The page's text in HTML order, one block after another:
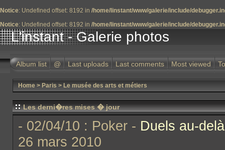
Notice: Undefined offset: 8192 in /home/linstant/www/galerie/include/
Notice: Undefined offset: 8192 in /home/linstant/www/galerie/include/
L'instant - Galerie photos
Album list @ Last uploads Last comments Most viewed
Home> Paris > Le musée des arts et métiers
Les derni�res mises � jour
- 02/04/10 : Poker - Duels au-
26 mars 2010